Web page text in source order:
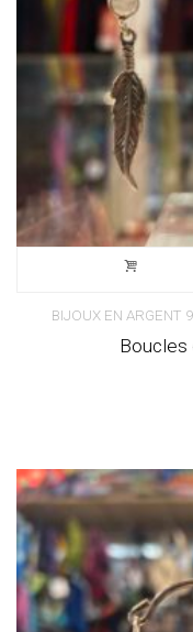
BIJOUX EN ARGENT
Boucles